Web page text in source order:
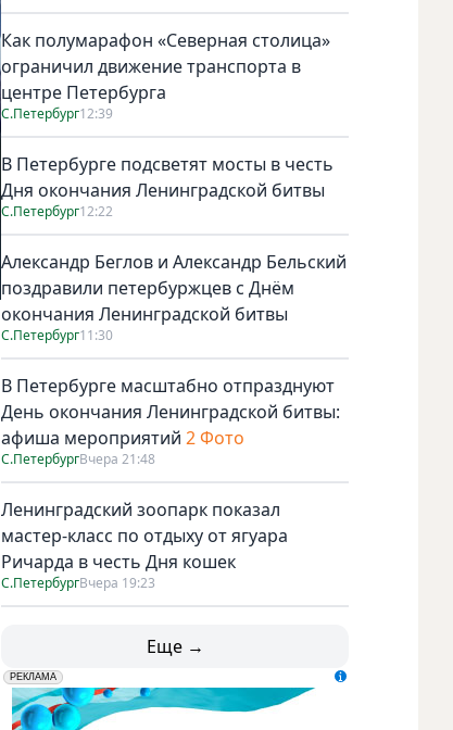
Как полумарафон «Северная столица»
ограничил движение транспорта в
центре Петербурга
С.Петербург12:39
В Петербурге подсветят мосты в честь
Дня окончания Ленинградской битвы
С.Петербург12:22
Александр Беглов и Александр Бельский
поздравили петербуржцев с Днём
окончания Ленинградской битвы
С.Петербург11:30
В Петербурге масштабно отпразднуют
День окончания Ленинградской битвы:
афиша мероприятий 2 Фото
С.ПетербургВчера 21:48
Ленинградский зоопарк показал
мастер-класс по отдыху от ягуара
Ричарда в честь Дня кошек
С.ПетербургВчера 19:23
Еще →
erid: LdtCK5udn
РЕКЛАМА
АО "ГАТР", ИНН: 7841320717